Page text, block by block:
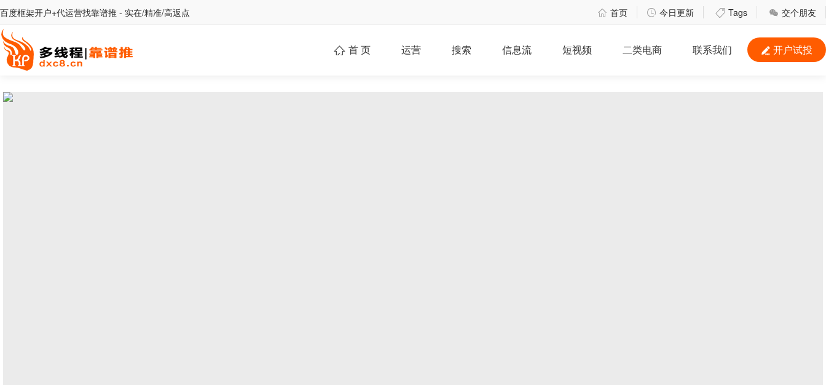
百度框架开户+代运营找靠谱推 - 实在/精准/高返点  首页  今日更新  Tags  交个朋友
 开户试投
 首 页 运营 搜索 信息流 短视频 二类电商 联系我们